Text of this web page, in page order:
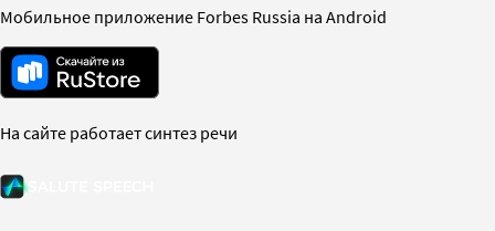
Мобильное приложение Forbes Russia на Android
На сайте работает синтез речи